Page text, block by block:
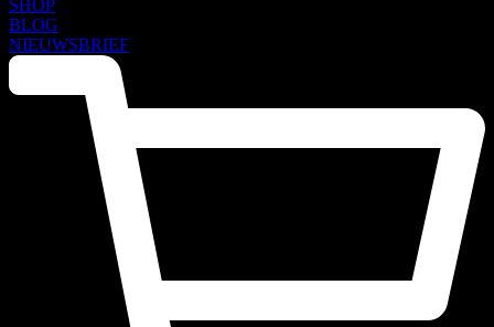
SHOP
BLOG
NIEUWSBRIEF